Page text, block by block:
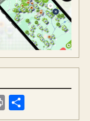
Print